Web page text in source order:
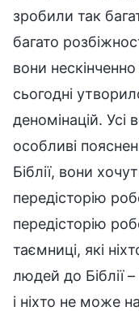
зробили так
багато
вони
сьогодні
деномінацій. Усі
особливі
Біблії, вони
передісторію
передісторію
таємниці, які
людей до Біблії
і ніхто не може